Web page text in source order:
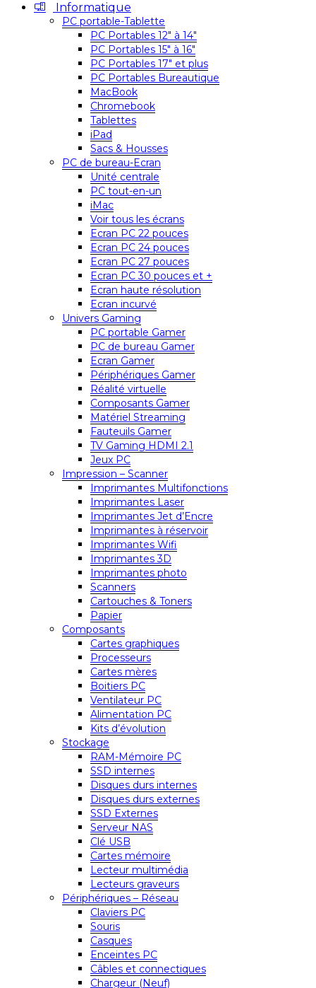
Informatique
PC portable-Tablette
PC Portables 12″ à 14″
PC Portables 15″ à 16″
PC Portables 17″ et plus
PC Portables Bureautique
MacBook
Chromebook
Tablettes
iPad
Sacs & Housses
PC de bureau-Ecran
Unité centrale
PC tout-en-un
iMac
Voir tous les écrans
Ecran PC 22 pouces
Ecran PC 24 pouces
Ecran PC 27 pouces
Ecran PC 30 pouces et +
Ecran haute résolution
Ecran incurvé
Univers Gaming
PC portable Gamer
PC de bureau Gamer
Ecran Gamer
Périphériques Gamer
Réalité virtuelle
Composants Gamer
Matériel Streaming
Fauteuils Gamer
TV Gaming HDMI 2.1
Jeux PC
Impression – Scanner
Imprimantes Multifonctions
Imprimantes Laser
Imprimantes Jet d’Encre
Imprimantes à réservoir
Imprimantes Wifi
Imprimantes 3D
Imprimantes photo
Scanners
Cartouches & Toners
Papier
Composants
Cartes graphiques
Processeurs
Cartes mères
Boitiers PC
Ventilateur PC
Alimentation PC
Kits d’évolution
Stockage
RAM-Mémoire PC
SSD internes
Disques durs internes
Disques durs externes
SSD Externes
Serveur NAS
Clé USB
Cartes mémoire
Lecteur multimédia
Lecteurs graveurs
Périphériques – Réseau
Claviers PC
Souris
Casques
Enceintes PC
Câbles et connectiques
Chargeur (Neuf)